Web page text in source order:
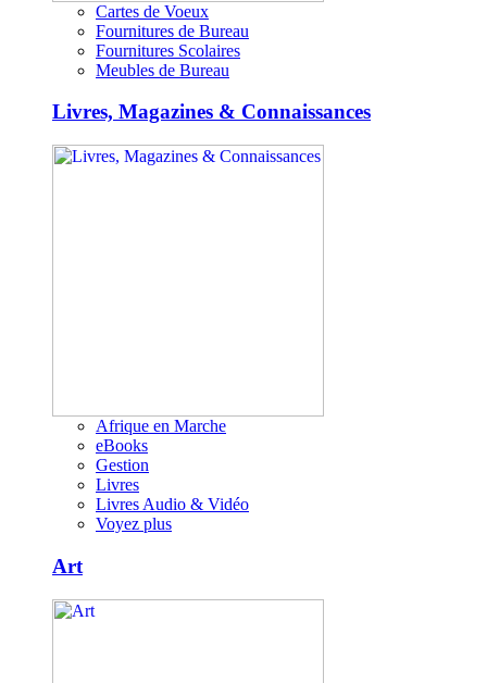
Cartes de Voeux
Fournitures de Bureau
Fournitures Scolaires
Meubles de Bureau
Livres, Magazines & Connaissances
Afrique en Marche
eBooks
Gestion
Livres
Livres Audio & Vidéo
Voyez plus
Art